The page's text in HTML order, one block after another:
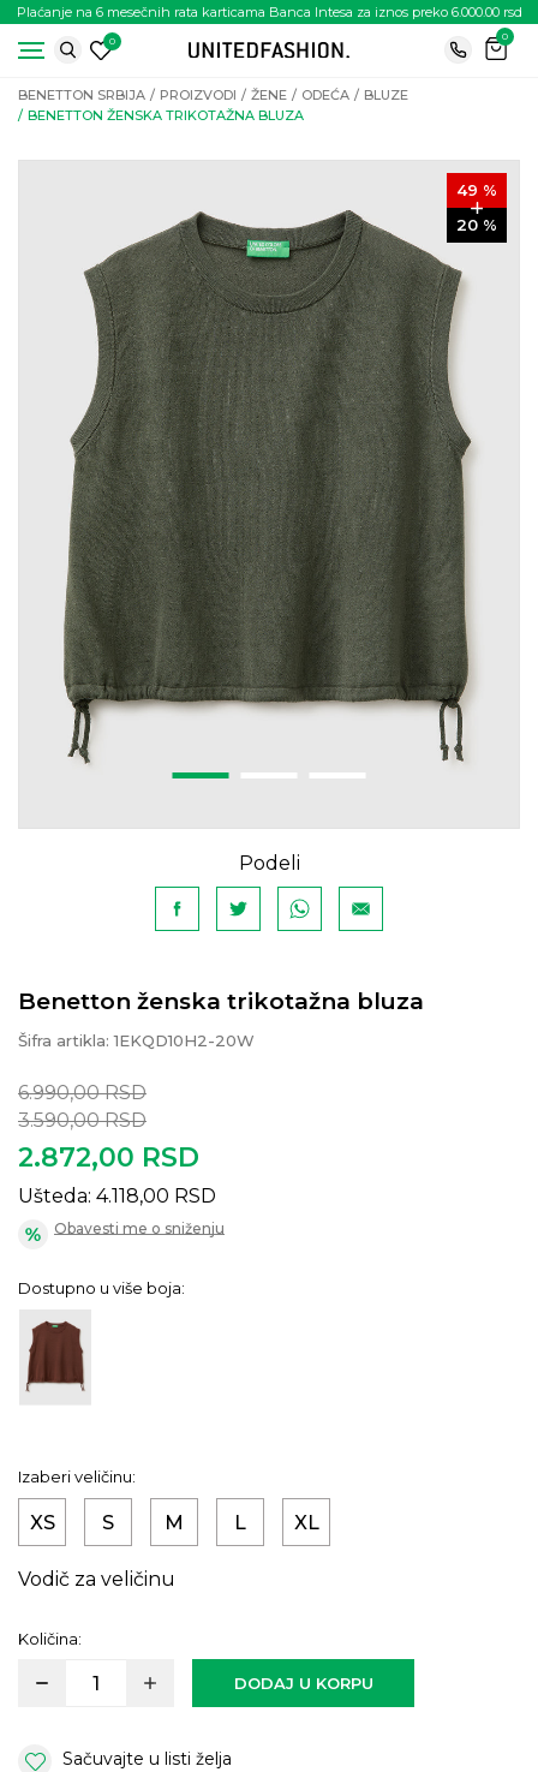
Plaćanje na 6 mesečnih rata karticama Banca Intesa za iznos preko 6.000.00 rsd
0
0
BENETTON SRBIJA PROIZVODI ŽENE ODEĆA
BLUZE
BENETTON ŽENSKA TRIKOTAŽNA BLUZA
49 %
20 %
Podeli
Benetton ženska trikotažna bluza
Šifra artikla:1EKQD10H2-20W
6.990,00 RSD
3.590,00 RSD
2.872,00 RSD
Ušteda: 4.118,00 RSD
Obavesti me o sniženju
Dostupno u više boja:
Izaberi veličinu:
XS S M L XL
Vodič za veličinu
Količina:
DODAJ U KORPU
Sačuvajte u listi želja